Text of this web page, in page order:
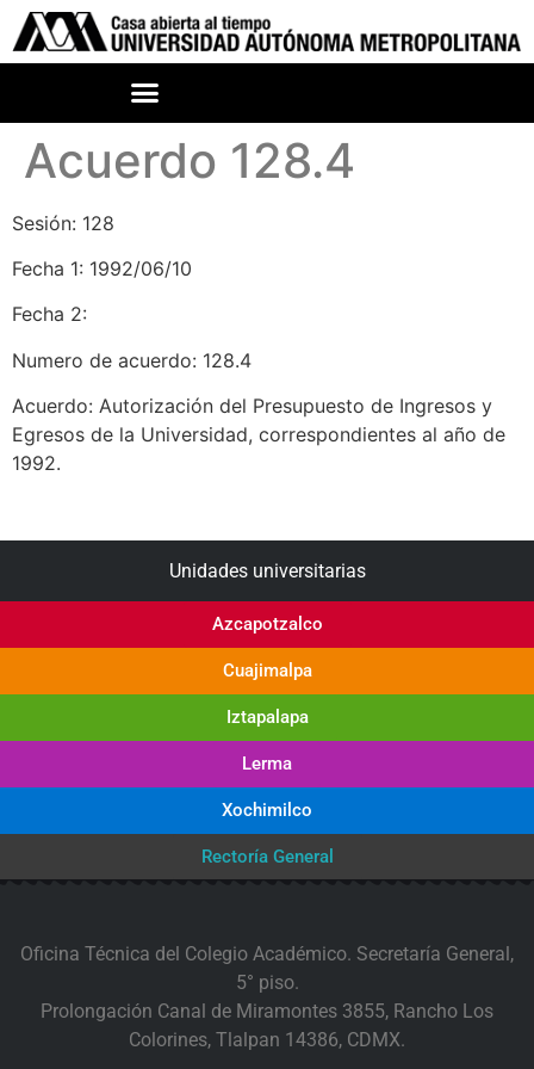
Acuerdo 128.4
Sesión: 128
Fecha 1: 1992/06/10
Fecha 2:
Numero de acuerdo: 128.4
Acuerdo: Autorización del Presupuesto de Ingresos y
Egresos de la Universidad, correspondientes al año de
1992.
Unidades universitarias
Azcapotzalco
Cuajimalpa
Iztapalapa
Lerma
Xochimilco
Rectoría General
Oficina Técnica del Colegio Académico. Secretaría General,
5° piso.
Prolongación Canal de Miramontes 3855, Rancho Los
Colorines, Tlalpan 14386, CDMX.